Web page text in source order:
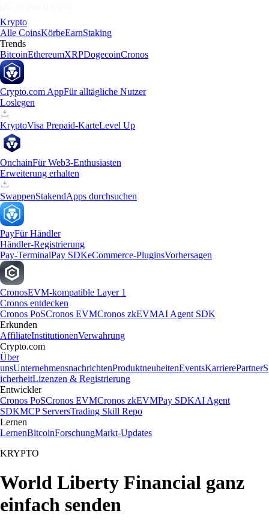
Krypto
Alle CoinsKörbeEarnStaking
Trends
BitcoinEthereumXRPDogecoinCronos
Crypto.com AppFür alltägliche Nutzer
Loslegen
KryptoVisa Prepaid-KarteLevel Up
OnchainFür Web3-Enthusiasten
Erweiterung erhalten
SwappenStakendApps durchsuchen
PayFür Händler
Händler-Registrierung
Pay-TerminalPay SDKeCommerce-PluginsVorhersagen
CronosEVM-kompatible Layer 1
Cronos entdecken
Cronos PoSCronos EVMCronos zkEVMAI Agent SDK
Erkunden
AffiliateInstitutionenVerwahrung
Crypto.com
Über
unsUnternehmensnachrichtenProduktneuheitenEventsKarrierePartnerS
icherheitLizenzen & Registrierung
Entwickler
Cronos PoSCronos EVMCronos zkEVMPay SDKAI Agent
SDKMCP ServersTrading Skill Repo
Lernen
LernenBitcoinForschungMarkt-Updates
KRYPTO
World Liberty Financial ganz
einfach senden